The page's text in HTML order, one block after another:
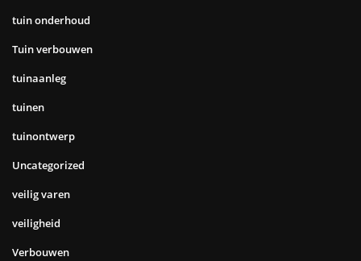
tuin onderhoud
Tuin verbouwen
tuinaanleg
tuinen
tuinontwerp
Uncategorized
veilig varen
veiligheid
Verbouwen